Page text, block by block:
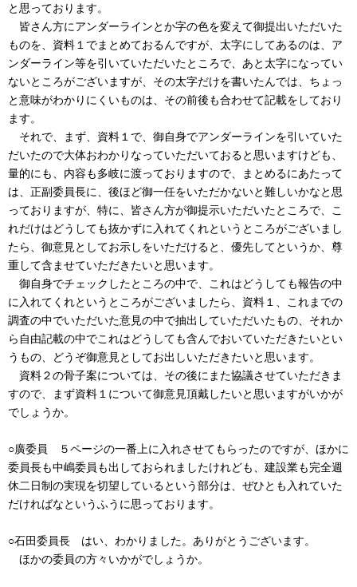
と思っております。
皆さん方にアンダーラインとか字の色を変えて御提出いただいた
ものを、資料１でまとめておるんですが、太字にしてあるのは、ア
ンダーライン等を引いていただいたところで、あと太字になってい
ないところがございますが、その太字だけを書いたんでは、ちょっ
と意味がわかりにくいものは、その前後も合わせて記載をしており
ます。
それで、まず、資料１で、御自身でアンダーラインを引いていた
だいたので大体おわかりなっていただいておると思いますけども、
量的にも、内容も多岐に渡っておりますので、まとめるにあたって
は、正副委員長に、後ほど御一任をいただかないと難しいかなと思
っておりますが、特に、皆さん方が御提示いただいたところで、こ
れだけはどうしても抜かずに入れてくれというところがございまし
たら、御意見としてお示しをいただけると、優先してというか、尊
重して含ませていただきたいと思います。
御自身でチェックしたところの中で、これはどうしても報告の中
に入れてくれというところがございましたら、資料１、これまでの
調査の中でいただいた意見の中で抽出していただいたもの、それか
ら自由記載の中でこれはどうしても含んでおいていただきたいとい
うもの、どうぞ御意見としてお出しいただきたいと思います。
資料２の骨子案については、その後にまた協議させていただきま
すので、まず資料１について御意見頂戴したいと思いますがいかが
でしょうか。
○廣委員 ５ページの一番上に入れさせてもらったのですが、ほかに
委員長も中嶋委員も出しておられましたけれども、建設業も完全週
休二日制の実現を切望しているという部分は、ぜひとも入れていた
だければなというふうに思っております。
○石田委員長 はい、わかりました。ありがとうございます。
ほかの委員の方々いかがでしょうか。